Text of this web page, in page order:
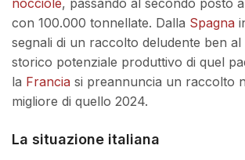
nocciole, passando al secondo posto
con 100.000 tonnellate. Dalla Spagna
segnali di un raccolto deludente ben al
storico potenziale produttivo di quel
la Francia si preannuncia un raccolto
migliore di quello 2024.
La situazione italiana